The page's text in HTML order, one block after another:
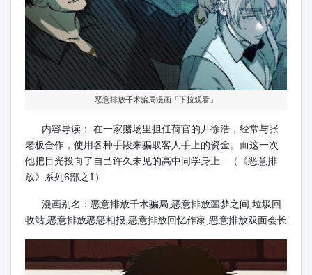
恶意排放千术骗局漫画「下拉观看」
内容导读： 在一家赌场里担任荷官的尹徐浩，经常与张
老板合作，使用各种手段来骗取客人手上的资金。而这一次
他把目光投向了自己许久未见的高中同学身上...（《恶意排
放》系列6部之1）
漫画别名：恶意排放千术骗局,恶意排放噩梦之间,垃圾回
收站,恶意排放恶恶相报,恶意排放回忆作家,恶意排放双面会长